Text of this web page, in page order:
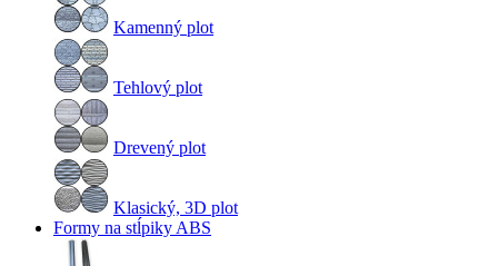
Kamenný plot
Tehlový plot
Drevený plot
Klasický, 3D plot
Formy na stĺpiky ABS